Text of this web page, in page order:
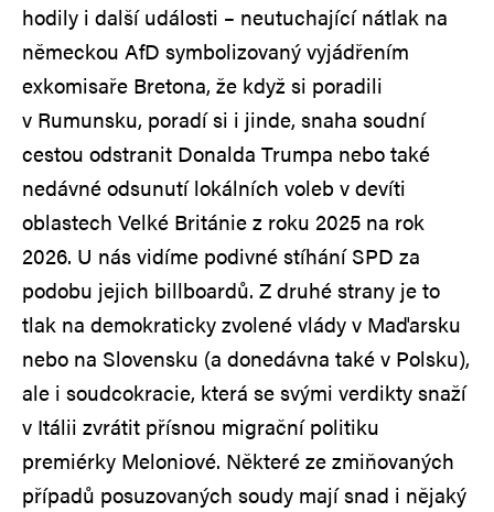
hodily i další události – neutuchající nátlak na
německou AfD symbolizovaný vyjádřením
exkomisaře Bretona, že když si poradili
v Rumunsku, poradí si i jinde, snaha soudní
cestou odstranit Donalda Trumpa nebo také
nedávné odsunutí lokálních voleb v devíti
oblastech Velké Británie z roku 2025 na rok
2026. U nás vidíme podivné stíhání SPD za
podobu jejich billboardů. Z druhé strany je to
tlak na demokraticky zvolené vlády v Maďarsku
nebo na Slovensku (a donedávna také v Polsku),
ale i soudcokracie, která se svými verdikty snaží
v Itálii zvrátit přísnou migrační politiku
premiérky Meloniové. Některé ze zmiňovaných
případů posuzovaných soudy mají snad i nějaký